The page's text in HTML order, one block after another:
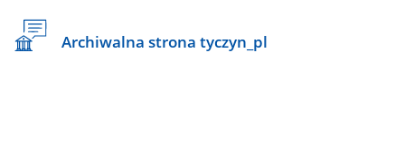
Archiwalna strona tyczyn_pl